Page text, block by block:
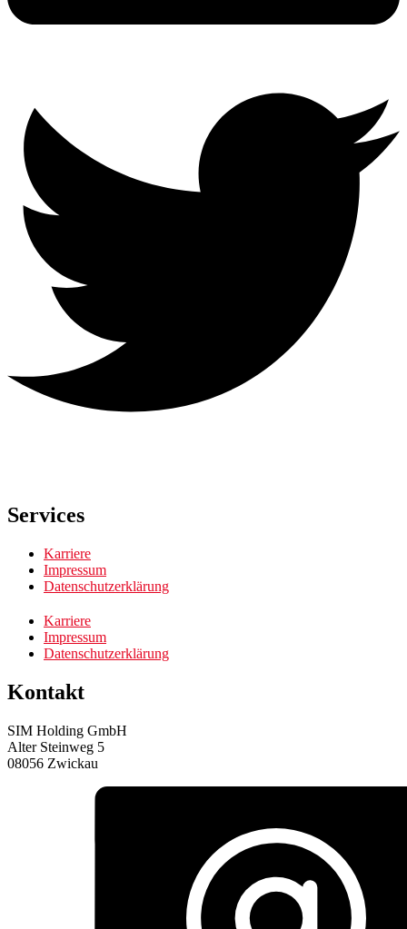
Services
Karriere
Impressum
Datenschutzerklärung
Karriere
Impressum
Datenschutzerklärung
Kontakt
SIM Holding GmbH
Alter Steinweg 5
08056 Zwickau